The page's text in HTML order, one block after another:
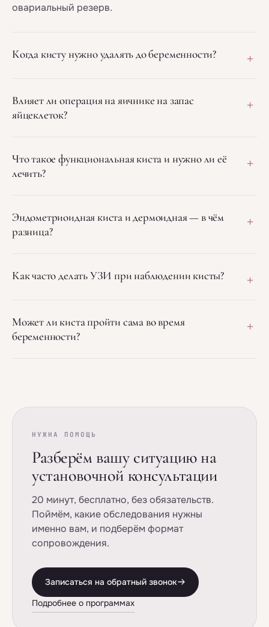
овариальный резерв.
Когда кисту нужно удалять до беременности? +
Влияет ли операция на яичнике на запас
яйцеклеток?
+
Что такое функциональная киста и нужно ли её
лечить?
+
Эндометриоидная киста и дермоидная — в чём
разница?
+
Как часто делать УЗИ при наблюдении кисты? +
Может ли киста пройти сама во время
беременности?
+
НУЖНА ПОМОЩЬ
Разберём вашу ситуацию на
установочной консультации
20 минут, бесплатно, без обязательств.
Поймём, какие обследования нужны
именно вам, и подберём формат
сопровождения.
Записаться на обратный звонок
Подробнее о программах